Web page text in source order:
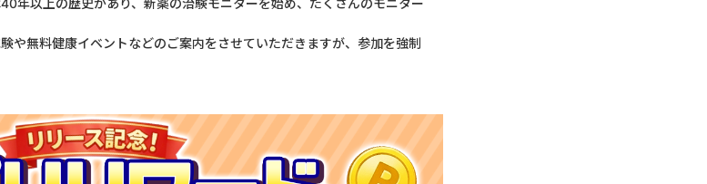
年以上の歴史があり、新薬の治験モニターを始め、たくさんのモニター
や無料健康イベントなどのご案内をさせていただきますが、参加を強制